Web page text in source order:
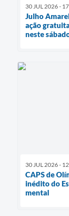
30 JUL 2026 -
Julho
ação
neste
30 JUL 2026 -
CAPS de
inédito do
mental